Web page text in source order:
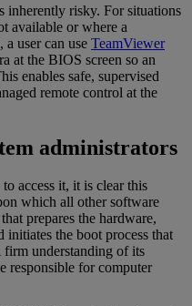
inherently risky. For situations
available or where a
user can use TeamViewer
at the BIOS screen so an
enables safe, supervised
remote control at the
administrators
access it, it is clear this
which all other software
prepares the hardware,
the boot process that
firm understanding of its
responsible for computer